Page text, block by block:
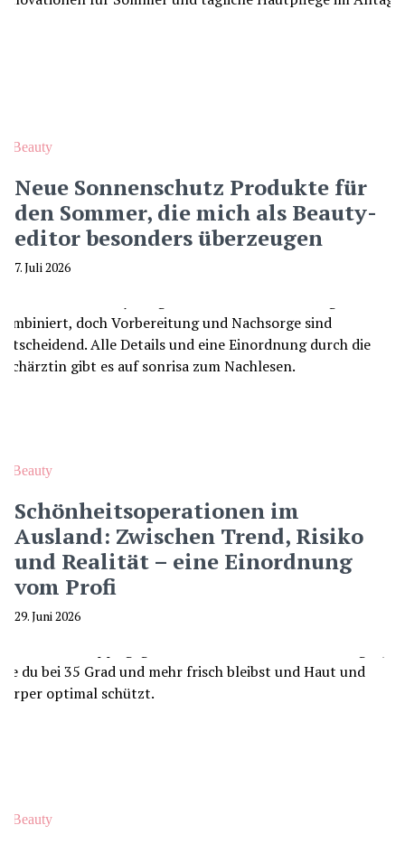
Beauty
Neue Sonnenschutz Produkte für
den Sommer, die mich als Beauty-
editor besonders überzeugen
7. Juli 2026
Beauty
Schönheitsoperationen im
Ausland: Zwischen Trend, Risiko
und Realität – eine Einordnung
vom Profi
29. Juni 2026
Beauty